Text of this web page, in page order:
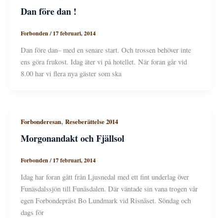
Dan före dan !
Forbonden/17 februari, 2014
Dan före dan– med en senare start. Och trossen behöver inte
ens göra frukost. Idag äter vi på hotellet. När foran går vid
8.00 har vi flera nya gäster som ska
Forbonderesan, Reseberättelse 2014
Morgonandakt och Fjällsol
Forbonden/17 februari, 2014
Idag har foran gått från Ljusnedal med ett fint underlag över
Funäsdalssjön till Funäsdalen. Där väntade sin vana trogen vår
egen Forbondepräst Bo Lundmark vid Risnäset. Söndag och
dags för